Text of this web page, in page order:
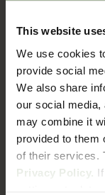
This website
We use cookies
provide social
We also share
our social media,
may combine it
provided to them
of their services.
Privacy Policy.
Hoe lang duur
Wat zijn de